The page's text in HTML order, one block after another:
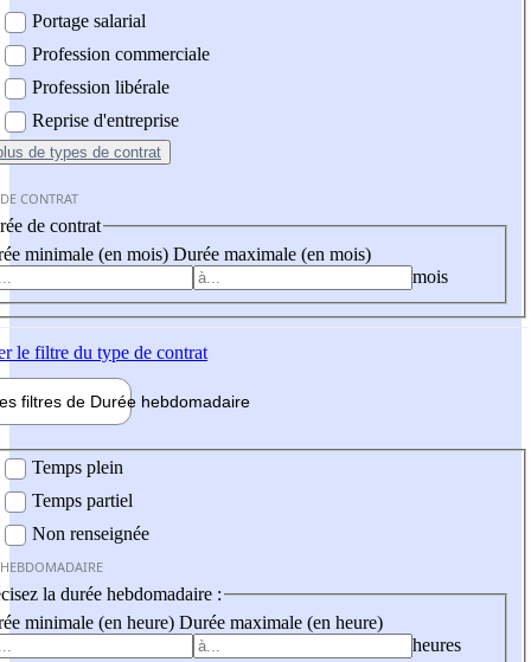
Portage salarial
Profession commerciale
Profession libérale
Reprise d'entreprise
de types de contrat
CONTRAT
de contrat
minimale (en mois) Durée maximale (en mois)
mois
le filtre du type de contrat
filtres de Durée hebdomadaire
Temps plein
Temps partiel
Non renseignée
la durée hebdomadaire :
minimale (en heure) Durée maximale (en heure)
heures